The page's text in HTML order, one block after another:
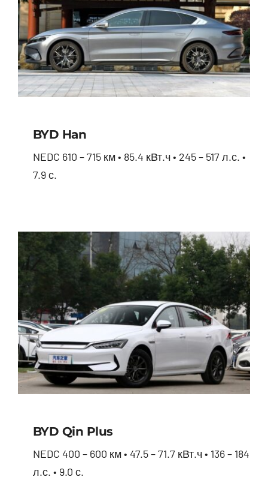
BYD Han
NEDC 610 – 715 км • 85.4 кВт.ч • 245 – 517 л.с. •
7.9 с.
BYD Qin Plus
NEDC 400 – 600 км • 47.5 – 71.7 кВт.ч • 136 – 184
л.с. • 9.0 с.